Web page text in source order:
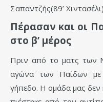
Σαπαντζής(89’
Πέρασαν και οι
στο β’ μέρος
Πριν από το ματς των
αγώνα των Παίδων με
γήπεδο. Η ομάδα μας